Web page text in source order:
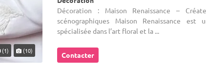
(1) (10)
Décoration : Maison Renaissance –
scénographiques Maison Renaissance
spécialisée dans l’art floral et la ...
Contacter